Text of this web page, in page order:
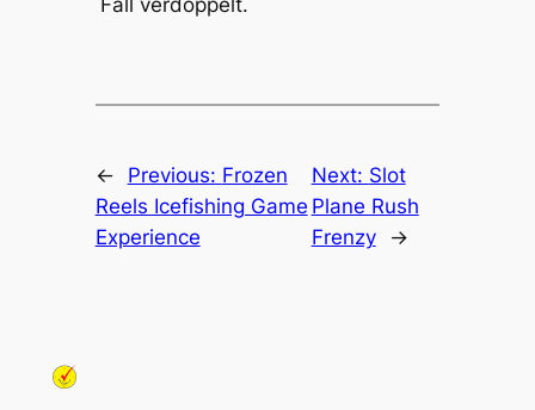
Fall verdoppelt.
← Previous: Frozen
Reels Icefishing Game
Experience
Next: Slot
Plane Rush
Frenzy
→